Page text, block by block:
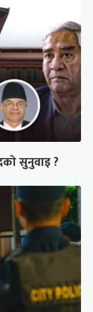
सुनुवाइ ?